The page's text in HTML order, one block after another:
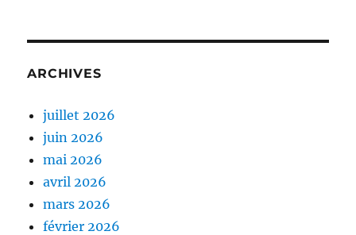
ARCHIVES
juillet 2026
juin 2026
mai 2026
avril 2026
mars 2026
février 2026